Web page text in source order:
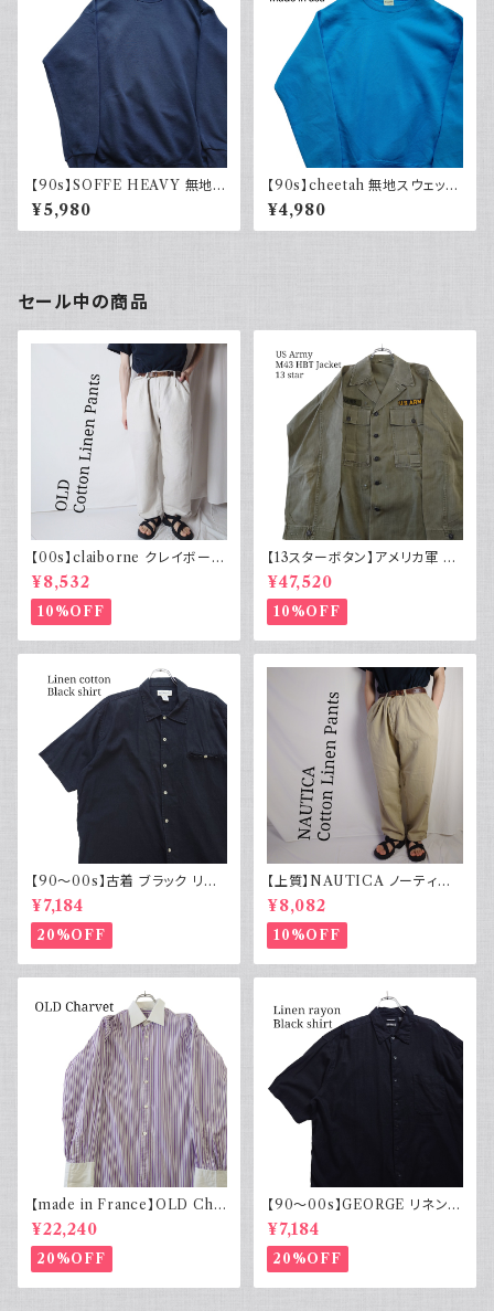
【90s】SOFFE HEAVY 無地ス
ウェット Plain sweatshirt 90
年代 古着 USA製
¥5,980
【90s】cheetah 無地スウェット
Plain sweatshirt 水色 ライト
ブルー 古着 USA製
¥4,980
セール中の商品
【00s】claiborne クレイボーン
リネンコットンパンツ ツータック
¥8,532
10%OFF
【13スターボタン】アメリカ軍 M
43 HBT ジャケット パッチ 軍物
実物
¥47,520
10%OFF
【90～00s】古着 ブラック リネ
ンコットンシャツ 黒 ボックスシ
ルエット
¥7,184
20%OFF
【上質】NAUTICA ノーティカ
コットンリネンパンツ ツータック
¥8,082
10%OFF
【made in France】OLD Cha
rvet ストライプ 切り替え 紫
¥22,240
20%OFF
【90～00s】GEORGE リネンレ
ーヨンシャツ 黒 ボックスシルエ
ット XL
¥7,184
20%OFF